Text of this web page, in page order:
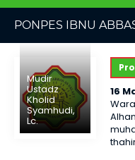
PONPES IBNU
Mudir
Ustadz
Kholid
Syamhudi,
Lc.
16